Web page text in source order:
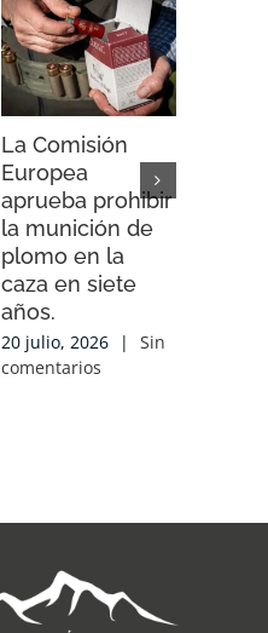
La Comisión
Europea
aprueba prohibir
la munición de
plomo en la
caza en siete
años.
20 julio, 2026 |
Sin
comentarios